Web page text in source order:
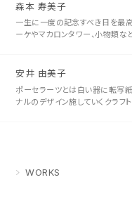
森本 寿美子
一生に一度の記念すべき日を最
ーケやマカロンタワー、小物類
安井 由美子
ポーセラーツとは白い器に転写
ナルのデザイン施していくクラフ
WORKS